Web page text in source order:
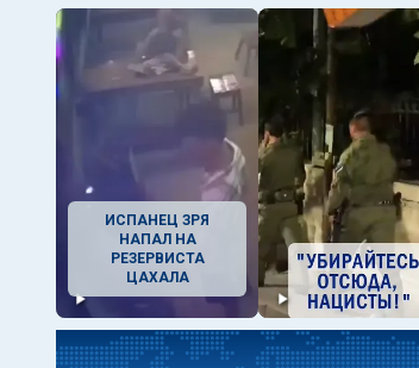
ИСПАНЕЦ ЗРЯ
НАПАЛ НА
РЕЗЕРВИСТА
ЦАХАЛА